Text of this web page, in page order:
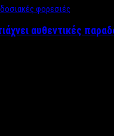
αυθεντικές